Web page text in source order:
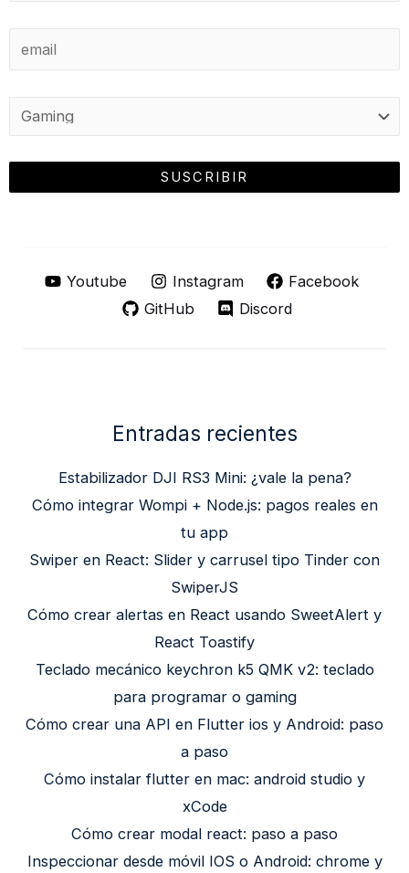
Youtube Instagram
Facebook
GitHub
Discord
Entradas recientes
Estabilizador DJI RS3 Mini: ¿vale la pena?
Cómo integrar Wompi + Node.js: pagos reales en
tu app
Swiper en React: Slider y carrusel tipo Tinder con
SwiperJS
Cómo crear alertas en React usando SweetAlert y
React Toastify
Teclado mecánico keychron k5 QMK v2: teclado
para programar o gaming
Cómo crear una API en Flutter ios y Android: paso
a paso
Cómo instalar flutter en mac: android studio y
xCode
Cómo crear modal react: paso a paso
Inspeccionar desde móvil IOS o Android: chrome y